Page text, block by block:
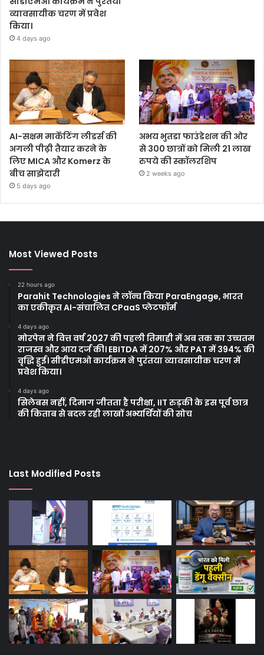
व्यावसायीक चरण में प्रवेश
किया।
4 days ago
AI-सक्षम मार्केटिंग लीडर्स की
अगली पीढ़ी तैयार करने के
लिए MICA और Komerz के
बीच साझेदारी
5 days ago
अभय भुतडा फाउंडेशन की ओर
से 300 छात्रों को मिली 21 लाख
रुपये की स्कॉलरशिप
2 weeks ago
Most Viewed Posts
22 hours ago
Parahit Technologies ने लॉन्च किया ParaEngage, भारत
का एकीकृत AI-संचालित CPaaS प्लेटफॉर्म
4 days ago
मोरपेन ने वित्त वर्ष 2027 की पहली तिमाही में अब तक का उच्चतम
राजस्व और आय दर्ज की। EBITDA में 207% और PAT में 394% की
वृद्धि हुई। सीडीएमओ कार्यक्रम ने पुरंतया व्यावसायीक चरण में
प्रवेश किया।
4 days ago
सिलेबस नहीं, दिमाग जीतता है परीक्षा, IIT रुड़की के इस पूर्व छात्र
की किताब से बदल रही लाखों अभ्यर्थियों की सोच
Last Modified Posts